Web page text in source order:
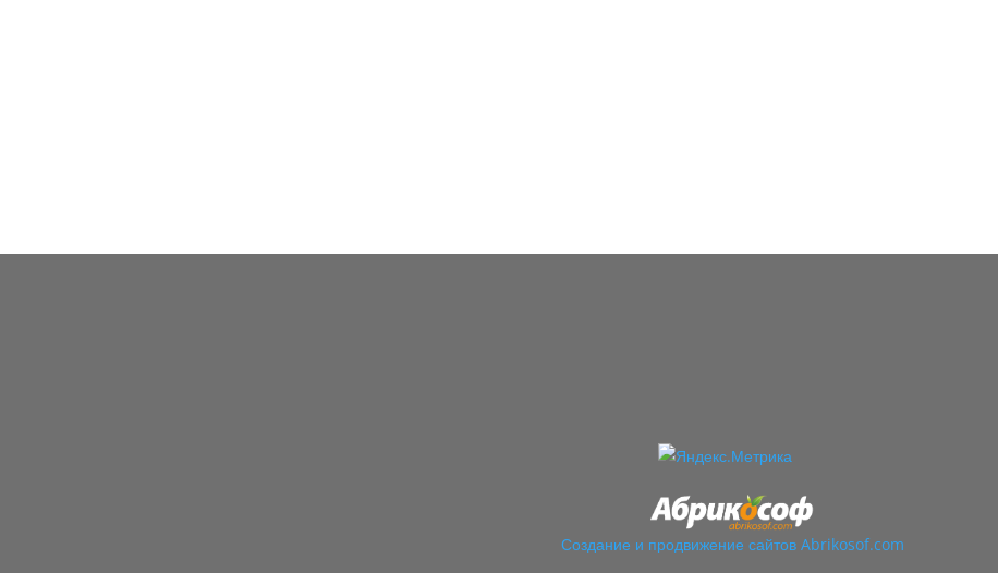
Создание и продвижение сайтов Abrikosof.com